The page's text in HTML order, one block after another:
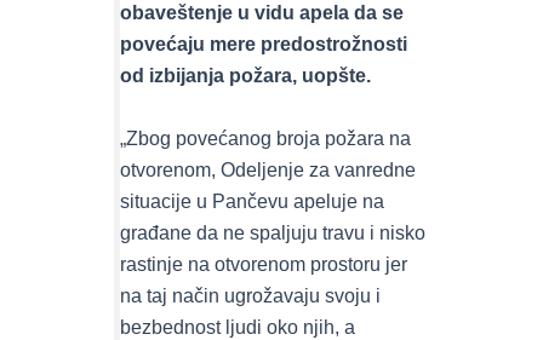
obaveštenje u vidu apela da se
povećaju mere predostrožnosti
od izbijanja požara, uopšte.
„Zbog povećanog broja požara na
otvorenom, Odeljenje za vanredne
situacije u Pančevu apeluje na
građane da ne spaljuju travu i nisko
rastinje na otvorenom prostoru jer
na taj način ugrožavaju svoju i
bezbednost ljudi oko njih, a